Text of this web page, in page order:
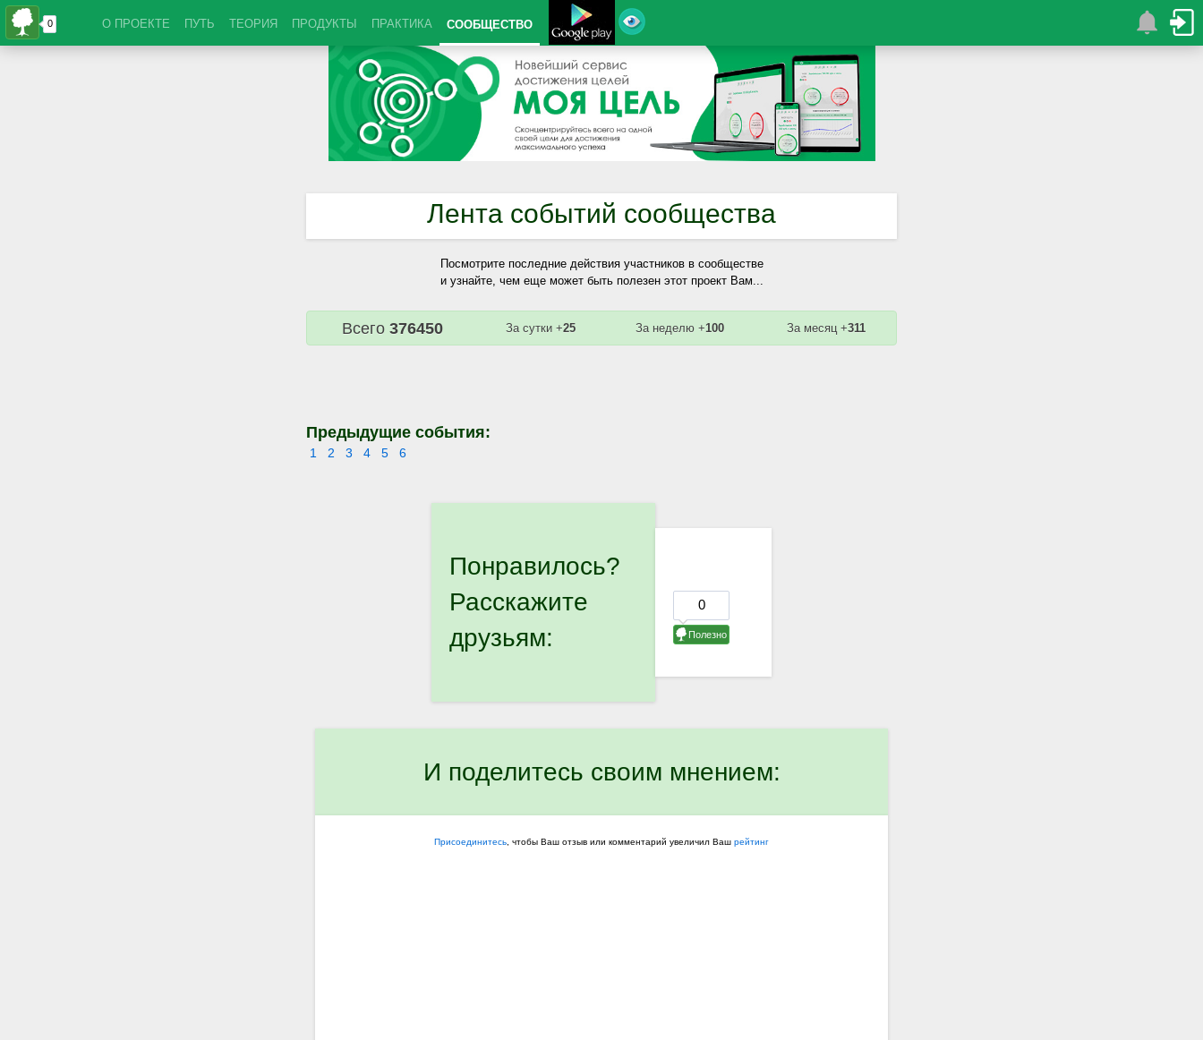
О ПРОЕКТЕ ПУТЬ ТЕОРИЯ ПРОДУКТЫ ПРАКТИКА СООБЩЕСТВО
Лента событий сообщества
Посмотрите последние действия участников в сообществе
и узнайте, чем еще может быть полезен этот проект Вам...
Всего 376450 За сутки +25 За неделю +100 За месяц +311
Предыдущие события:
1 2 3 4 5 6
Понравилось?
Расскажите
друзьям:
И поделитесь своим мнением:
Присоединитесь , чтобы Ваш отзыв или комментарий увеличил Ваш рейтинг